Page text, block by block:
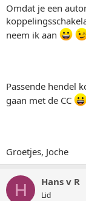
Omdat je een
neem ik aan
Passende hendel
gaan met de CC
Groetjes, Joche
H Hans v R
Lid